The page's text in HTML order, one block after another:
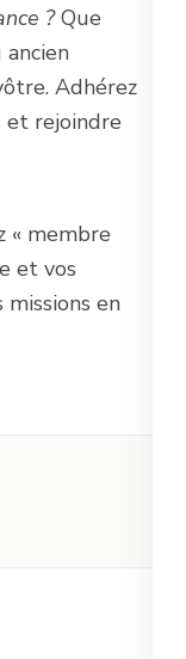
?Que
Adhérez
et rejoindre
« membre
et vos
en